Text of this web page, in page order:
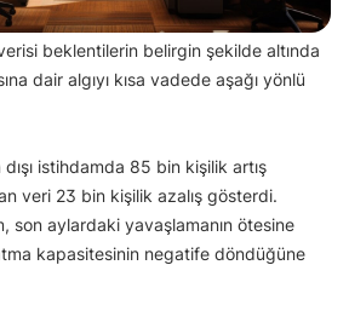
beklentilerin belirgin şekilde altında
dair algıyı kısa vadede aşağı yönlü
istihdamda 85 bin kişilik artış
veri 23 bin kişilik azalış gösterdi.
son aylardaki yavaşlamanın ötesine
kapasitesinin negatife döndüğüne